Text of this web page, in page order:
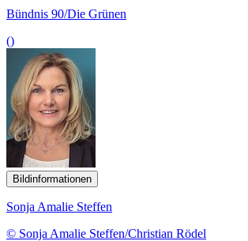
Bündnis 90/Die Grünen
()
Bildinformationen
Sonja Amalie Steffen
© Sonja Amalie Steffen/Christian Rödel